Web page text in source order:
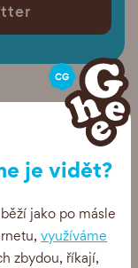
je vidět?
jako po másle
využíváme
zbydou, říkají,